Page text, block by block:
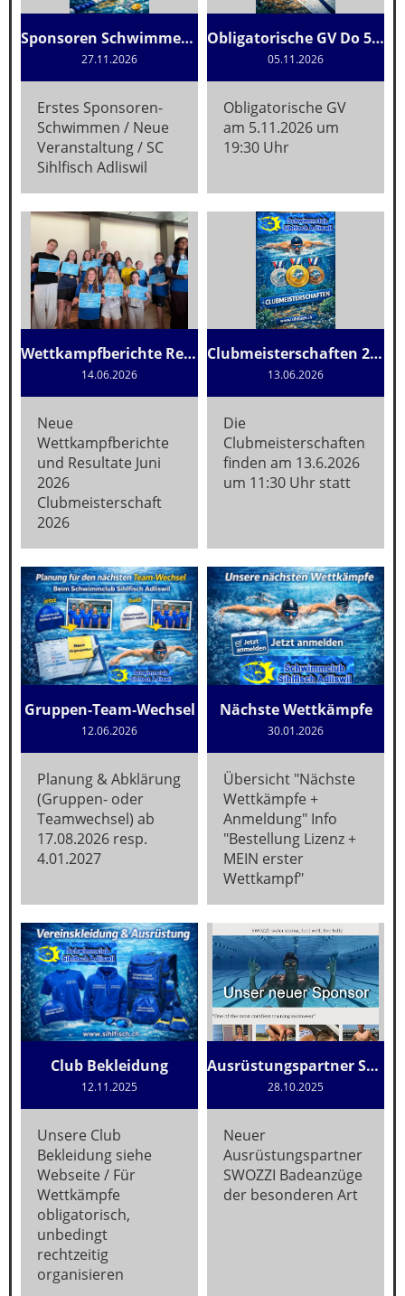
Sponsoren Schwimmen 2026
27.11.2026
Erstes Sponsoren-
Schwimmen / Neue
Veranstaltung / SC
Sihlfisch Adliswil
Obligatorische GV Do 5.11.2026
05.11.2026
Obligatorische GV
am 5.11.2026 um
19:30 Uhr
Wettkampfberichte Resultate
14.06.2026
Neue
Wettkampfberichte
und Resultate Juni
2026
Clubmeisterschaft
2026
Clubmeisterschaften 2026
13.06.2026
Die
Clubmeisterschaften
finden am 13.6.2026
um 11:30 Uhr statt
Gruppen-Team-Wechsel
12.06.2026
Planung & Abklärung
(Gruppen- oder
Teamwechsel) ab
17.08.2026 resp.
4.01.2027
Nächste Wettkämpfe
30.01.2026
Übersicht "Nächste
Wettkämpfe +
Anmeldung" Info
"Bestellung Lizenz +
MEIN erster
Wettkampf"
Club Bekleidung
12.11.2025
Unsere Club
Bekleidung siehe
Webseite / Für
Wettkämpfe
obligatorisch,
unbedingt
rechtzeitig
organisieren
Ausrüstungspartner SWOZZI
28.10.2025
Neuer
Ausrüstungspartner
SWOZZI Badeanzüge
der besonderen Art